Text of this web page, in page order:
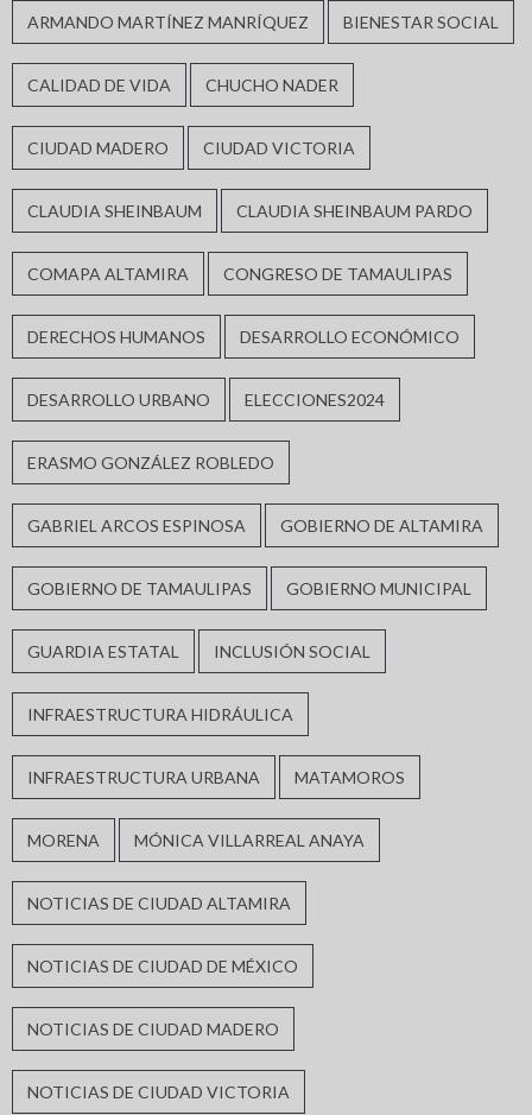
ARMANDO MARTÍNEZ MANRÍQUEZ BIENESTAR SOCIAL
CALIDAD DE VIDA CHUCHO NADER
CIUDAD MADERO CIUDAD VICTORIA
CLAUDIA SHEINBAUM CLAUDIA SHEINBAUM PARDO
COMAPA ALTAMIRA CONGRESO DE TAMAULIPAS
DERECHOS HUMANOS DESARROLLO ECONÓMICO
DESARROLLO URBANO ELECCIONES2024
ERASMO GONZÁLEZ ROBLEDO
GABRIEL ARCOS ESPINOSA GOBIERNO DE ALTAMIRA
GOBIERNO DE TAMAULIPAS GOBIERNO MUNICIPAL
GUARDIA ESTATAL INCLUSIÓN SOCIAL
INFRAESTRUCTURA HIDRÁULICA
INFRAESTRUCTURA URBANA MATAMOROS
MORENA MÓNICA VILLARREAL ANAYA
NOTICIAS DE CIUDAD ALTAMIRA
NOTICIAS DE CIUDAD DE MÉXICO
NOTICIAS DE CIUDAD MADERO
NOTICIAS DE CIUDAD VICTORIA